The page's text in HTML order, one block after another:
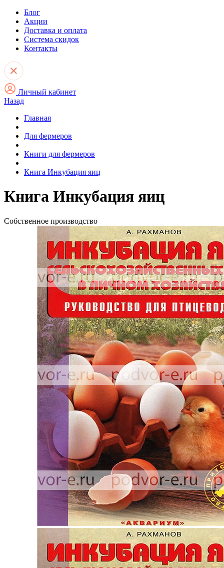
Блог
Акции
Доставка и оплата
Система скидок
Контакты
Личный кабинет
Назад
Главная
Для фермеров
Книги для фермеров
Книга Инкубация яиц
Книга Инкубация яиц
Собственное производство